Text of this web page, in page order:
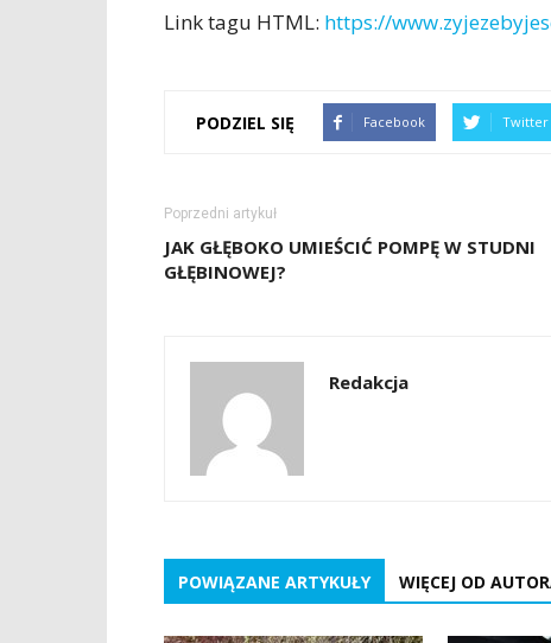
Link tagu HTML: https://
PODZIEL SIĘ Facebook Twitter
Poprzedni artykuł
JAK GŁĘBOKO UMIEŚCIĆ POMPĘ W STUDNI
GŁĘBINOWEJ?
Redakcja
POWIĄZANE ARTYKUŁY WIĘCEJ OD